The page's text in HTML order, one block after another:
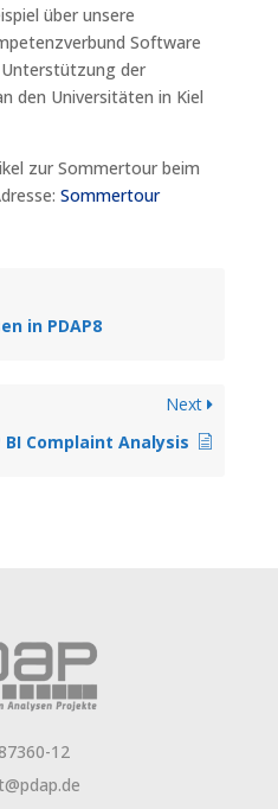
über unsere
Software
Unterstützung der
den Universitäten in Kiel
zur Sommertour beim
Sommertour
in PDAP8
Next
BI Complaint Analysis
12